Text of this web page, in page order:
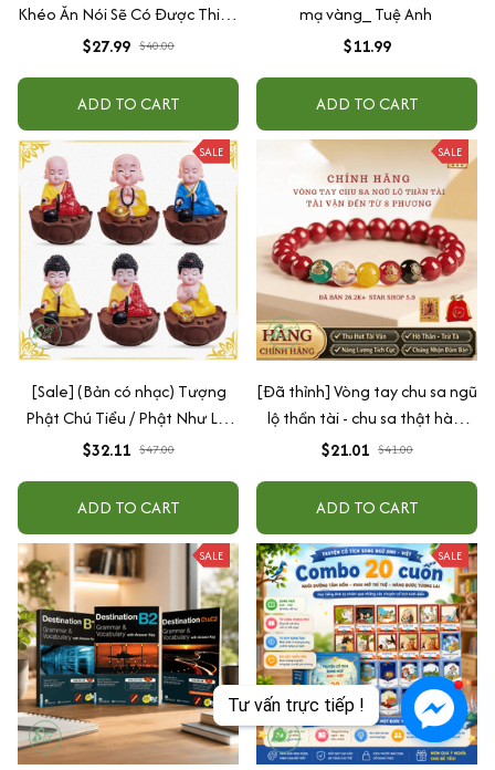
Khéo Ăn Nói Sẽ Có Được Thiên
Hạ
$27.99 $40.00
ADD TO CART
mạ vàng_ Tuệ Anh
$11.99
ADD TO CART
SALE
[Sale] (Bản có nhạc) Tượng
Phật Chú Tiểu / Phật Như Lai
Gõ Mõ Tụng Kinh Có 6 Bài
$32.11 $47.00
ADD TO CART
SALE
[Đã thỉnh] Vòng tay chu sa ngũ
lộ thần tài - chu sa thật hàm
lượng cao (tặng kèm túi lộc +
$21.01 $41.00
ADD TO CART
SALE SALE